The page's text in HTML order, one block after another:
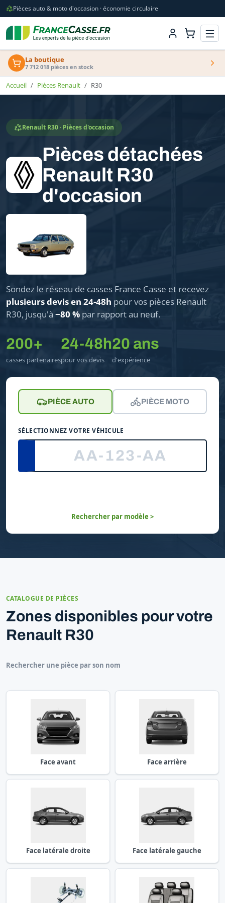
Pièces auto & moto d'occasion · économie circulaire
La boutique
7 712 018 pièces en stock
Accueil Pièces Renault R30
Renault R30 · Pièces d'occasion
Pièces détachées
Renault R30
d'occasion
Sondez le réseau de casses France Casse et recevez
plusieurs devis en 24-48h pour vos pièces Renault
R30, jusqu'à −80 % par rapport au neuf.
200+
casses partenaires
24-48h
pour vos devis
20 ans
d'expérience
PIÈCE AUTO PIÈCE MOTO
SÉLECTIONNEZ VOTRE VÉHICULE
Rechercher par modèle >
CATALOGUE DE PIÈCES
Zones disponibles pour votre
Renault R30
Rechercher une pièce par son nom
Face avant Face arrière
Face latérale droite Face latérale gauche